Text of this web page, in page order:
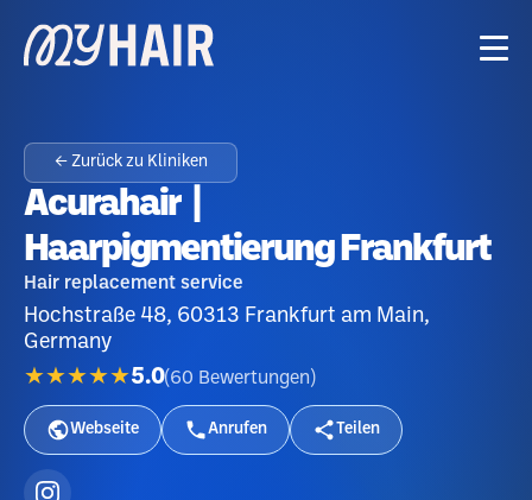
← Zurück zu Kliniken
Acurahair |
Haarpigmentierung Frankfurt
Hair replacement service
Hochstraße 48, 60313 Frankfurt am Main,
Germany
★★★★★5.0(60 Bewertungen )
Webseite Anrufen Teilen